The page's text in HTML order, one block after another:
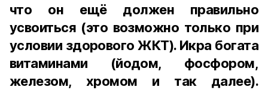
что он ещё должен правильно
усвоиться (это возможно только при
условии здорового ЖКТ). Икра богата
витаминами (йодом, фосфором,
железом, хромом и так далее).